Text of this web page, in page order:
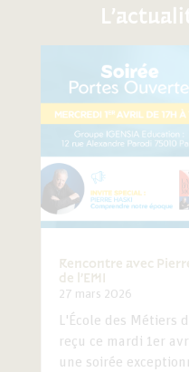
Rencontre avec
de l’EMI
27 mars 2026
L'École des Métiers
reçu ce mardi 1er
une soirée